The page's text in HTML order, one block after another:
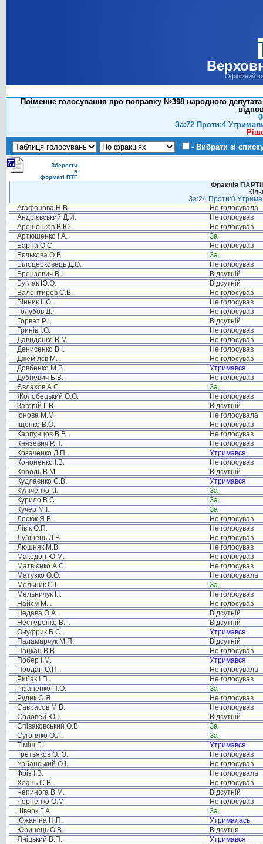
Офіційний
Поіменне голосування про поправку №398 народного
За:72 Проти:4
- Вибрати зі
Зберегти
в
форматі RTF
Фракція
За:24 Проти:0
Агафонова Н.В.
Не голосувала
Андрієвський Д.Й.
Не голосував
Арешонков В.Ю.
Не голосував
Артюшенко І.А.
За
Барна О.С.
Не голосував
Бєлькова О.В.
За
Білоцерковець Д.О.
Не голосував
Брензович В.І.
Відсутній
Буглак Ю.О.
Відсутній
Валентиров С.В.
Не голосував
Вінник І.Ю.
Не голосував
Голубов Д.І.
Не голосував
Горват Р.І.
Відсутній
Гринів І.О.
Не голосував
Давиденко В.М.
Не голосував
Денисенко В.І.
Не голосував
Джемілєв М. .
Не голосував
Довбенко М.В.
Утримався
Дубневич Б.В.
Не голосував
Євлахов А.С.
За
Жолобецький О.О.
Не голосував
Загорій Г.В.
Відсутній
Іонова М.М.
Не голосувала
Іщенко В.О.
Не голосував
Карпунцов В.В.
Не голосував
Князевич Р.П.
Не голосував
Козаченко Л.П.
Утримався
Кононенко І.В.
Не голосував
Король В.М.
Відсутній
Кудлаєнко С.В.
Утримався
Куліченко І.І.
За
Курило В.С.
За
Кучер М.І.
За
Лесюк Я.В.
Не голосував
Лівік О.П.
Не голосував
Лубінець Д.В.
Не голосував
Люшняк М.В.
Не голосував
Македон Ю.М.
Не голосував
Матвієнко А.С.
Не голосував
Матузко О.О.
Не голосувала
Мельник С.І.
За
Мельничук І.І.
Не голосував
Найєм М. .
Не голосував
Недава О.А.
Відсутній
Нестеренко В.Г.
Відсутній
Онуфрик Б.С.
Утримався
Паламарчук М.П.
Відсутній
Пацкан В.В.
Не голосував
Побер І.М.
Утримався
Продан О.П.
Не голосувала
Рибак І.П.
Не голосував
Різаненко П.О.
За
Рудик С.Я.
Не голосував
Саврасов М.В.
Не голосував
Соловей Ю.І.
Відсутній
Співаковський О.В.
За
Сугоняко О.Л.
За
Тіміш Г.І.
Утримався
Третьяков О.Ю.
Не голосував
Урбанський О.І.
Не голосував
Фріз І.В.
Не голосувала
Хлань С.В.
Не голосував
Чепинога В.М.
Відсутній
Черненко О.М.
Не голосував
Шверк Г.А.
За
Южаніна Н.П.
Утрималась
Юринець О.В.
Відсутня
Яніцький В.П.
Утримався